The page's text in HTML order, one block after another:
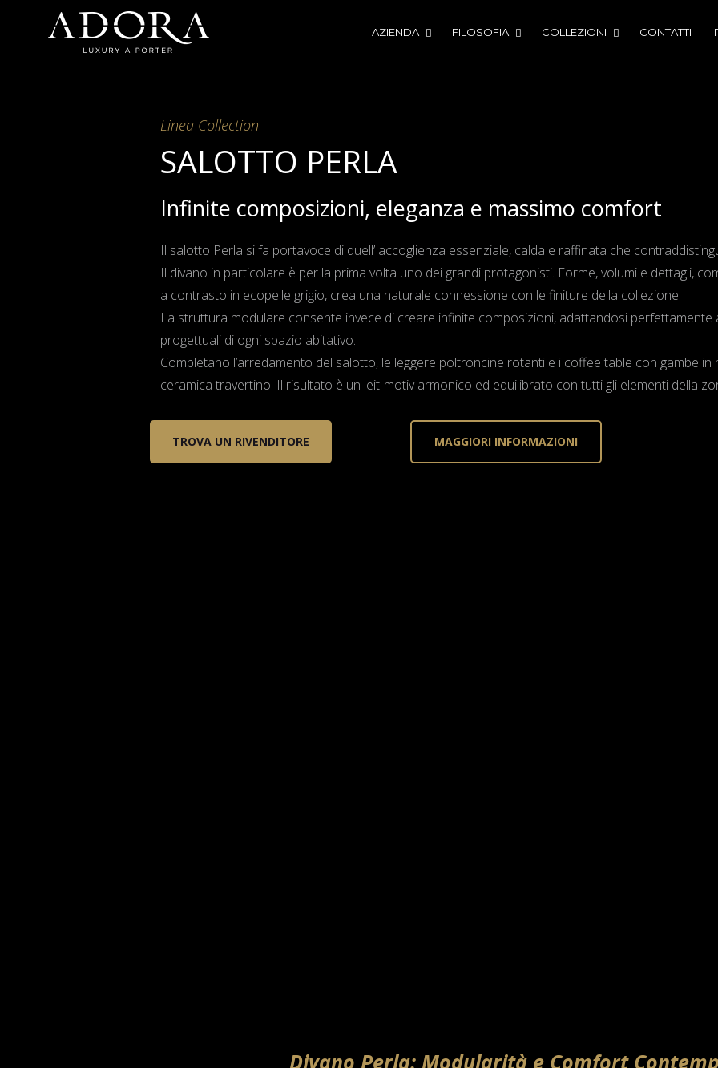
AZIENDA FILOSOFIA COLLEZIONI CONTATTI
Linea Collection
SALOTTO PERLA
Infinite composizioni, eleganza e massimo comfort
Il salotto Perla si fa portavoce di quell’ accoglienza essenziale, calda e raffinata che
Il divano in particolare è per la prima volta uno dei grandi protagonisti. Forme, volumi e dettagli,
a contrasto in ecopelle grigio, crea una naturale connessione con le finiture della collezione.
La struttura modulare consente invece di creare infinite composizioni, adattandosi perfettamente
progettuali di ogni spazio abitativo.
Completano l’arredamento del salotto, le leggere poltroncine rotanti e i coffee table con gambe
ceramica travertino. Il risultato è un leit-motiv armonico ed equilibrato con tutti gli elementi della
TROVA UN RIVENDITORE MAGGIORI INFORMAZIONI
Divano Perla: Modularità e Comfort